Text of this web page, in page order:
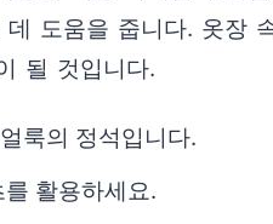
도움을 줍니다. 옷장
될 것입니다.
룩의 정석입니다.
활용하세요.